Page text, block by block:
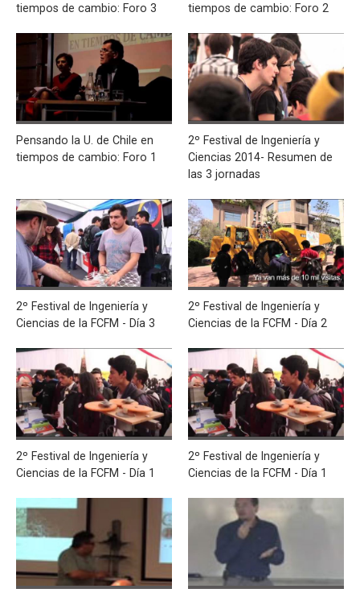
tiempos de cambio: Foro 3
tiempos de cambio: Foro 2
Pensando la U. de Chile en
tiempos de cambio: Foro 1
2º Festival de Ingeniería y
Ciencias 2014- Resumen de
las 3 jornadas
2º Festival de Ingeniería y
Ciencias de la FCFM - Día 3
2º Festival de Ingeniería y
Ciencias de la FCFM - Día 2
2º Festival de Ingeniería y
Ciencias de la FCFM - Día 1
2º Festival de Ingeniería y
Ciencias de la FCFM - Día 1